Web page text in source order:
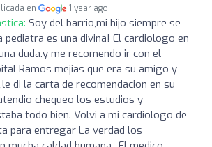
en 1 year ago
Soy del barrio,mi hijo siempre se
pediatra es una divina! El cardiologo en
duda.y me recomendo ir con el
Ramos mejias que era su amigo y
di la carta de recomendacion en su
chequeo los estudios y
todo bien. Volvi a mi cardiologo de
para entregar La verdad los